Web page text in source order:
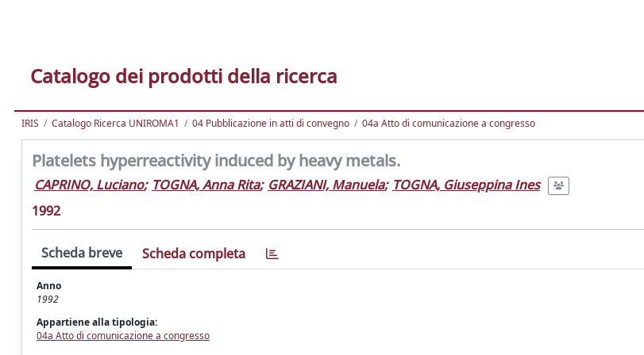
Catalogo dei prodotti della ricerca
IRIS Catalogo Ricerca UNIROMA1 04 Pubblicazione in atti di convegno 04a Atto di comunicazione a congresso
Platelets hyperreactivity induced by heavy metals.
CAPRINO, Luciano; TOGNA, Anna Rita; GRAZIANI, Manuela; TOGNA, Giuseppina Ines
1992
Scheda breve Scheda completa
Anno
1992
Appartiene alla tipologia:
04a Atto di comunicazione a congresso